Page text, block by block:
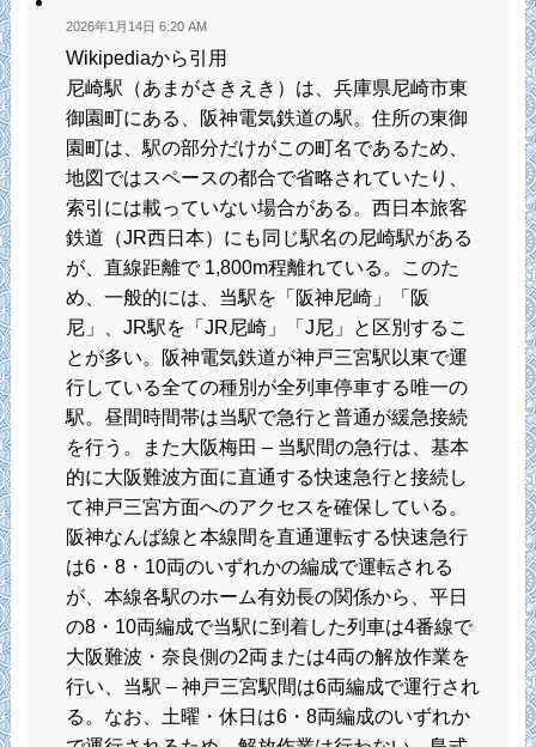
2026年1月14日 6:20 AM
Wikipediaから引用
尼崎駅（あまがさきえき）は、兵庫県尼崎市東
御園町にある、阪神電気鉄道の駅。住所の東御
園町は、駅の部分だけがこの町名であるため、
地図ではスペースの都合で省略されていたり、
索引には載っていない場合がある。西日本旅客
鉄道（JR西日本）にも同じ駅名の尼崎駅がある
が、直線距離で 1,800m程離れている。このた
め、一般的には、当駅を「阪神尼崎」「阪
尼」、JR駅を「JR尼崎」「J尼」と区別するこ
とが多い。阪神電気鉄道が神戸三宮駅以東で運
行している全ての種別が全列車停車する唯一の
駅。昼間時間帯は当駅で急行と普通が緩急接続
を行う。また大阪梅田 – 当駅間の急行は、基本
的に大阪難波方面に直通する快速急行と接続し
て神戸三宮方面へのアクセスを確保している。
阪神なんば線と本線間を直通運転する快速急行
は6・8・10両のいずれかの編成で運転される
が、本線各駅のホーム有効長の関係から、平日
の8・10両編成で当駅に到着した列車は4番線で
大阪難波・奈良側の2両または4両の解放作業を
行い、当駅 – 神戸三宮駅間は6両編成で運行され
る。なお、土曜・休日は6・8両編成のいずれか